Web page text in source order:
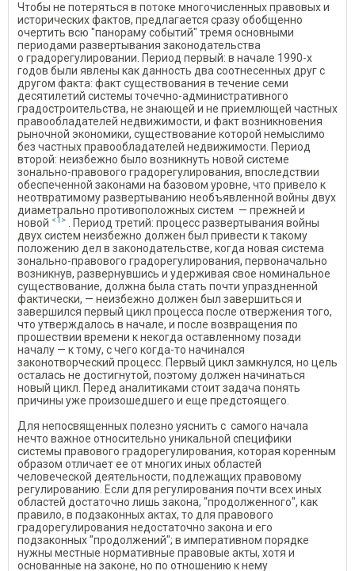
Чтобы не потеряться в потоке многочисленных правовых и
исторических фактов, предлагается сразу обобщенно
очертить всю "панораму событий" тремя основными
периодами развертывания законодательства
о градорегулировании. Период первый: в начале 1990-х
годов были явлены как данность два соотнесенных друг с
другом факта: факт существования в течение семи
десятилетий системы точечно-административного
градостроительства, не знающей и не приемлющей частных
правообладателей недвижимости, и факт возникновения
рыночной экономики, существование которой немыслимо
без частных правообладателей недвижимости. Период
второй: неизбежно было возникнуть новой системе
зонально-правового градорегулирования, впоследствии
обеспеченной законами на базовом уровне, что привело к
неотвратимому развертыванию необъявленной войны двух
диаметрально противоположных систем — прежней и
новой <1>
. Период третий: процесс развертывания войны
двух систем неизбежно должен был привести к такому
положению дел в законодательстве, когда новая система
зонально-правового градорегулирования, первоначально
возникнув, развернувшись и удерживая свое номинальное
существование, должна была стать почти упраздненной
фактически, — неизбежно должен был завершиться и
завершился первый цикл процесса после отвержения того,
что утверждалось в начале, и после возвращения по
прошествии времени к некогда оставленному позади
началу — к тому, с чего когда-то начинался
законотворческий процесс. Первый цикл замкнулся, но цель
осталась не достигнутой, поэтому должен начинаться
новый цикл. Перед аналитиками стоит задача понять
причины уже произошедшего и еще предстоящего.
Для непосвященных полезно уяснить с самого начала
нечто важное относительно уникальной специфики
системы правового градорегулирования, которая коренным
образом отличает ее от многих иных областей
человеческой деятельности, подлежащих правовому
регулированию. Если для регулирования почти всех иных
областей достаточно лишь закона, "продолженного", как
правило, в подзаконных актах, то для правового
градорегулирования недостаточно закона и его
подзаконных "продолжений"; в императивном порядке
нужны местные нормативные правовые акты, хотя и
основанные на законе, но по отношению к нему